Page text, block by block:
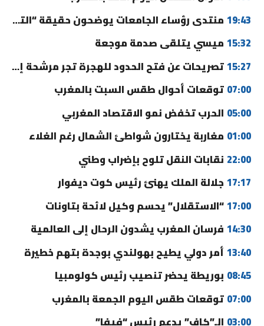
19:43 منتدى رؤساء الجامعات يوضحون حقيقة “التوقيت الميسر” ورسوم التسجيل
15:32 ميسي يتلقى صدمة موجعة
15:27تصريحات عن فتح الحدود للهجرة تجر مرشحة إلى القضاء
07:00 توقعات أحوال طقس السبت بالمغرب
05:00 الحرب تخفض نمو الاقتصاد المغربي
01:00 مغاربة يختارون شواطئ الشمال رغم الغلاء
22:00 نقابات النقل تلوح بإضراب وطني
17:17 جلالة الملك يهنئ رئيس كوت ديفوار
17:00“الاستقلال” يحسم وكيل لائحة بتاونات
14:30 فرسان المغرب يشدون الرحال إلى العالمية
13:40 أمر دولي يطيح بهولندي بوجدة بتهم خطيرة
08:45 بوريطة يحضر تنصيب رئيس كولومبيا
07:00 توقعات طقس اليوم الجمعة بالمغرب
03:00 الـ”كاف” يدعم رئيس “فيفا”